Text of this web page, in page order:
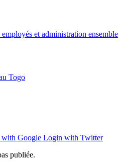
et administration ensemble
Togo
Google Login with Twitter
publiée.